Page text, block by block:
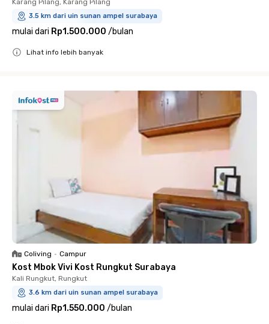
Karang Pilang, Karang Pilang
3.5 km dari uin sunan ampel surabaya
mulai dari Rp1.500.000 /bulan
Lihat info lebih banyak
Coliving • Campur
Kost Mbok Vivi Kost Rungkut Surabaya
Kali Rungkut, Rungkut
3.6 km dari uin sunan ampel surabaya
mulai dari Rp1.550.000 /bulan